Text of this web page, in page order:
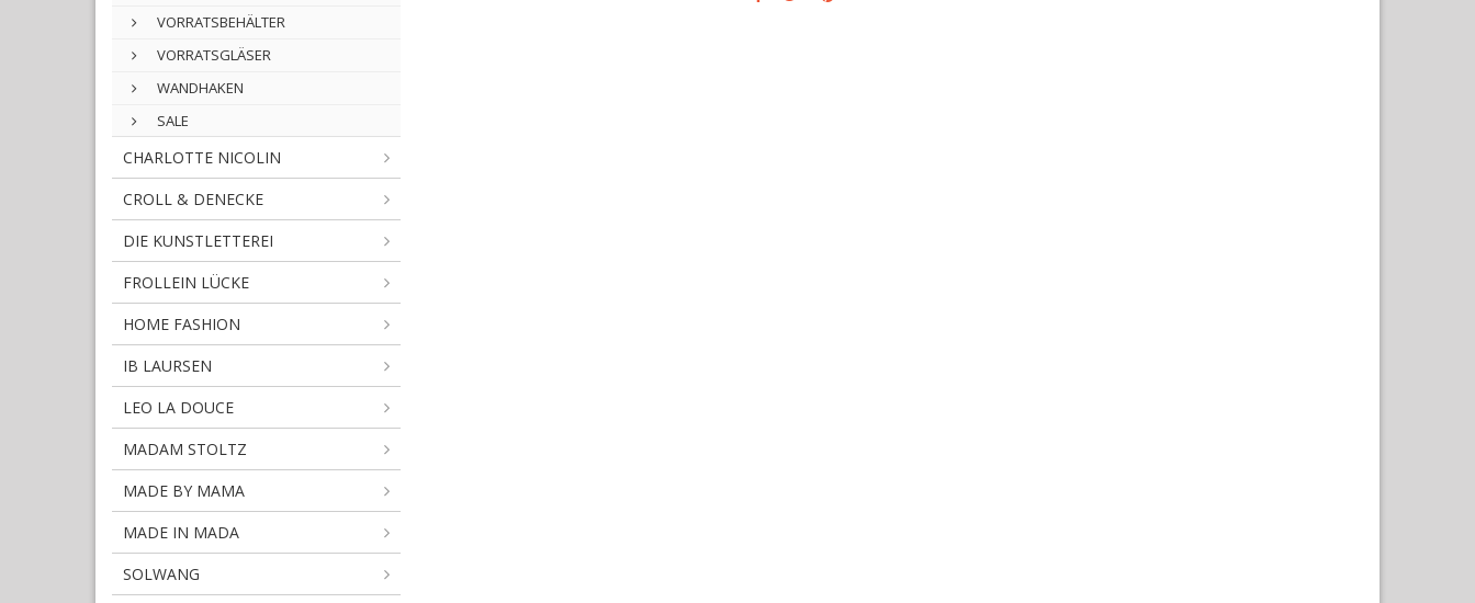
VORRATSBEHÄLTER
VORRATSGLÄSER
WANDHAKEN
SALE
CHARLOTTE NICOLIN
CROLL & DENECKE
DIE KUNSTLETTEREI
FROLLEIN LÜCKE
HOME FASHION
IB LAURSEN
LEO LA DOUCE
MADAM STOLTZ
MADE BY MAMA
MADE IN MADA
SOLWANG